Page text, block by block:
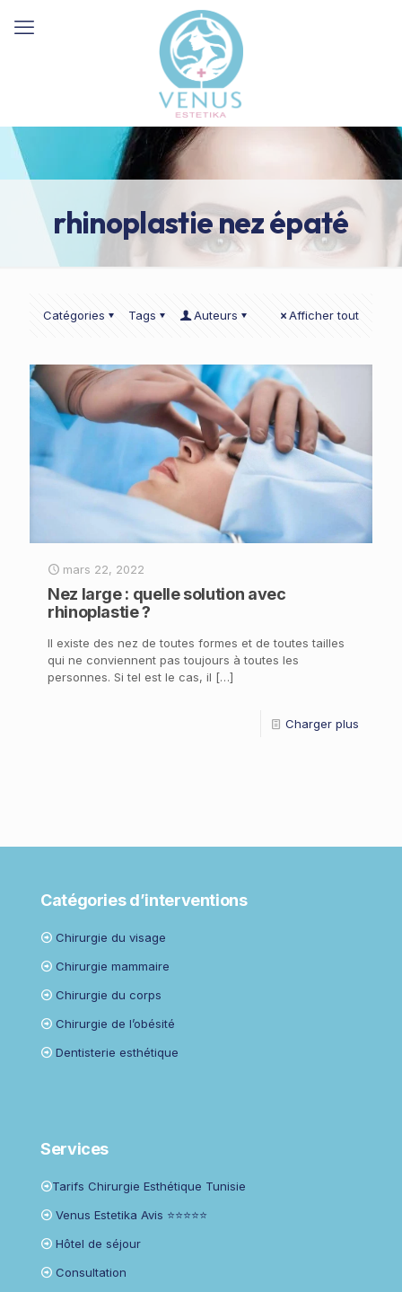
rhinoplastie nez épaté
Catégories Tags Auteurs Afficher tout
mars 22, 2022
Nez large : quelle solution avec
rhinoplastie ?
Il existe des nez de toutes formes et de toutes tailles
qui ne conviennent pas toujours à toutes les
personnes. Si tel est le cas, il […]
Charger plus
Catégories d’interventions
Chirurgie du visage
Chirurgie mammaire
Chirurgie du corps
Chirurgie de l’obésité
Dentisterie esthétique
Services
Tarifs Chirurgie Esthétique Tunisie
Venus Estetika Avis ⭐⭐⭐⭐⭐
Hôtel de séjour
Consultation